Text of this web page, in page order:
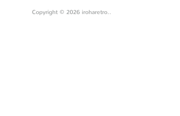
Copyright © 2026 iroharetro..